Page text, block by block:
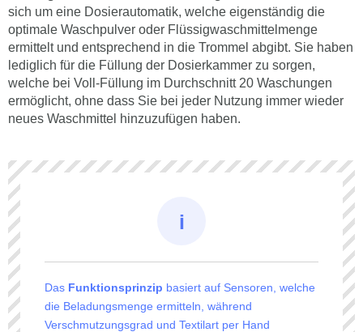
sich um eine Dosierautomatik, welche eigenständig die
optimale Waschpulver oder Flüssigwaschmittelmenge
ermittelt und entsprechend in die Trommel abgibt. Sie haben
lediglich für die Füllung der Dosierkammer zu sorgen,
welche bei Voll-Füllung im Durchschnitt 20 Waschungen
ermöglicht, ohne dass Sie bei jeder Nutzung immer wieder
neues Waschmittel hinzuzufügen haben.
Das Funktionsprinzip basiert auf Sensoren, welche
die Beladungsmenge ermitteln, während
Verschmutzungsgrad und Textilart per Hand